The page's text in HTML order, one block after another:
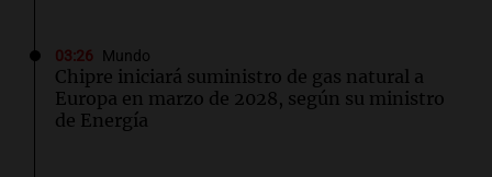
03:26 Mundo
Chipre iniciará suministro de gas natural a
Europa en marzo de 2028, según su ministro
de Energía